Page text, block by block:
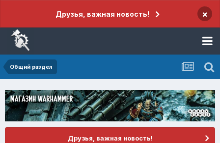
Друзья, важная новость! ×
Общий раздел
Друзья, важная новость!